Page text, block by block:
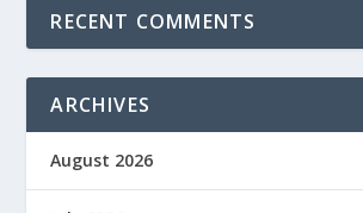
RECENT COMMENTS
ARCHIVES
August 2026